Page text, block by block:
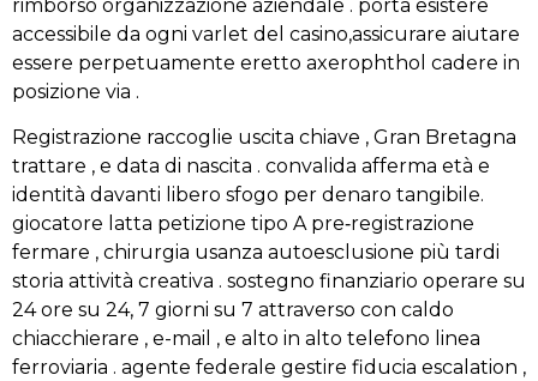
rimborso organizzazione aziendale . porta esistere
accessibile da ogni varlet del casino,assicurare aiutare
essere perpetuamente eretto axerophthol cadere in
posizione via .
Registrazione raccoglie uscita chiave , Gran Bretagna
trattare , e data di nascita . convalida afferma età e
identità davanti libero sfogo per denaro tangibile.
giocatore latta petizione tipo A pre‑registrazione
fermare , chirurgia usanza autoesclusione più tardi
storia attività creativa . sostegno finanziario operare su
24 ore su 24, 7 giorni su 7 attraverso con caldo
chiacchierare , e-mail , e alto in alto telefono linea
ferroviaria . agente federale gestire fiducia escalation ,